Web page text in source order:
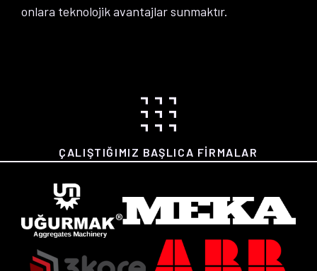
onlara teknolojik avantajlar sunmaktır.
ÇALIŞTIĞIMIZ BAŞLICA FIRMALAR